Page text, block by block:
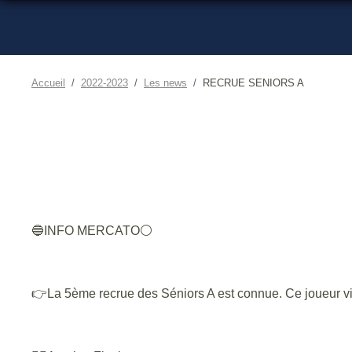
Accueil 2022-2023 Les news RECRUE SENIORS A
🔵INFO MERCATO⚪
👉La 5ème recrue des Séniors A est connue. Ce joueur